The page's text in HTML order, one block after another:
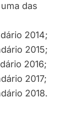
das
2014;
2015;
2016;
2017;
2018.